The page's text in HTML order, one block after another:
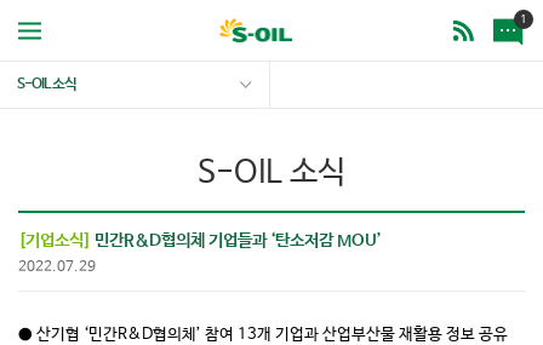
1
S-OIL 소식
S-OIL 소식
[기업소식] 민간R&D협의체 기업들과 ‘탄소저감 MOU’
2022.07.29
● 산기협 ‘민간R&D협의체’ 참여 13개 기업과 산업부산물 재활용 정보 공유